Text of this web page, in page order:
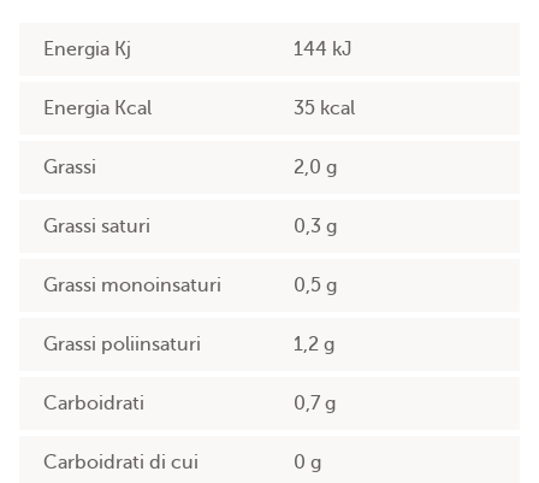
Energia Kj 144 kJ
Energia Kcal 35 kcal
Grassi 2,0 g
Grassi saturi 0,3 g
Grassi monoinsaturi 0,5 g
Grassi poliinsaturi 1,2 g
Carboidrati 0,7 g
Carboidrati di cui
0 g